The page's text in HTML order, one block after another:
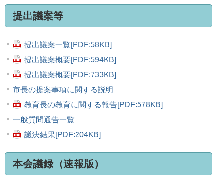
提出議案等
提出議案一覧[PDF:58KB]
提出議案概要[PDF:594KB]
提出議案概要[PDF:733KB]
市長の提案事項に関する説明
教育長の教育に関する報告[PDF:578KB]
一般質問通告一覧
議決結果[PDF:204KB]
本会議録（速報版）